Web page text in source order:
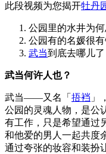
此段视频为您揭开牡丹
公园里的水井为
公园有的名媛很
武当到底去哪儿
武当何许人也？
武当——又名「 捂裆 」
公园的灵魂人物，是公
有工作，只是希望通过
和他爱的男人一起共度
通过夸张的妆容和装扮